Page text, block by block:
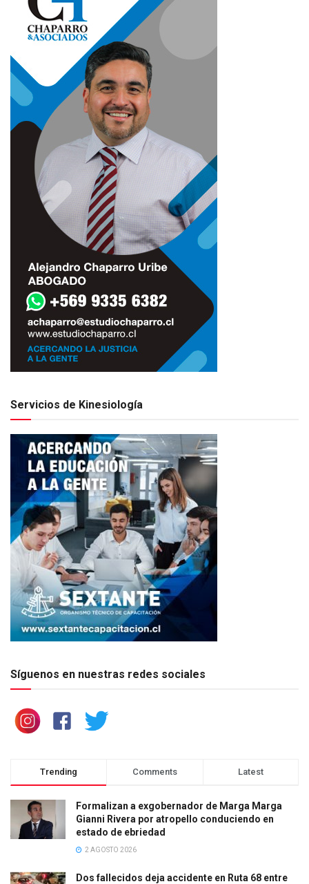
Servicios de Kinesiología
Síguenos en nuestras redes sociales
Trending Comments Latest
Formalizan a exgobernador de Marga Marga
Gianni Rivera por atropello conduciendo en
estado de ebriedad
2 AGOSTO 2026
Dos fallecidos deja accidente en Ruta 68 entre